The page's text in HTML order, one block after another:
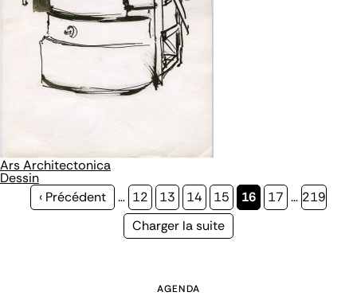
Ars Architectonica
Dessin
Page
‹ Précédent … Page
12 Page
13 Page
14 Page
15
Page
16 Page
17 … Page
219
Page
Charger la suite
AGENDA